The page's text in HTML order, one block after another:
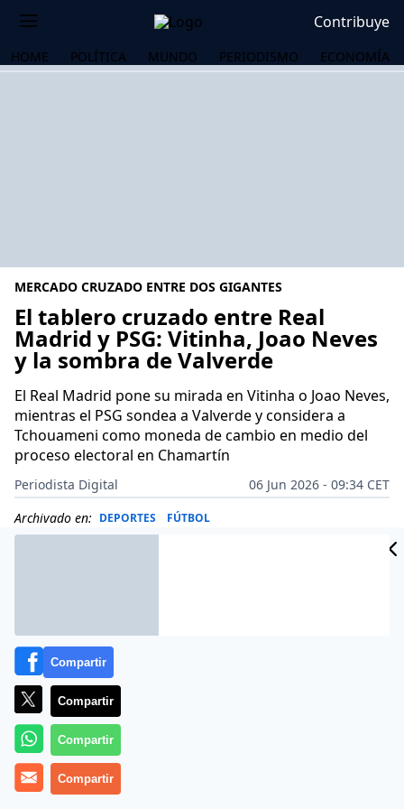
Contribuye
HOME POLÍTICA MUNDO PERIODISMO ECONOMÍA
MERCADO CRUZADO ENTRE DOS GIGANTES
El tablero cruzado entre Real
Madrid y PSG: Vitinha, Joao Neves
y la sombra de Valverde
El Real Madrid pone su mirada en Vitinha o Joao Neves,
mientras el PSG sondea a Valverde y considera a
Tchouameni como moneda de cambio en medio del
proceso electoral en Chamartín
Periodista Digital
06 Jun 2026 - 09:34 CET
Archivado en: DEPORTES FÚTBOL
Compartir
Compartir
Compartir
Compartir